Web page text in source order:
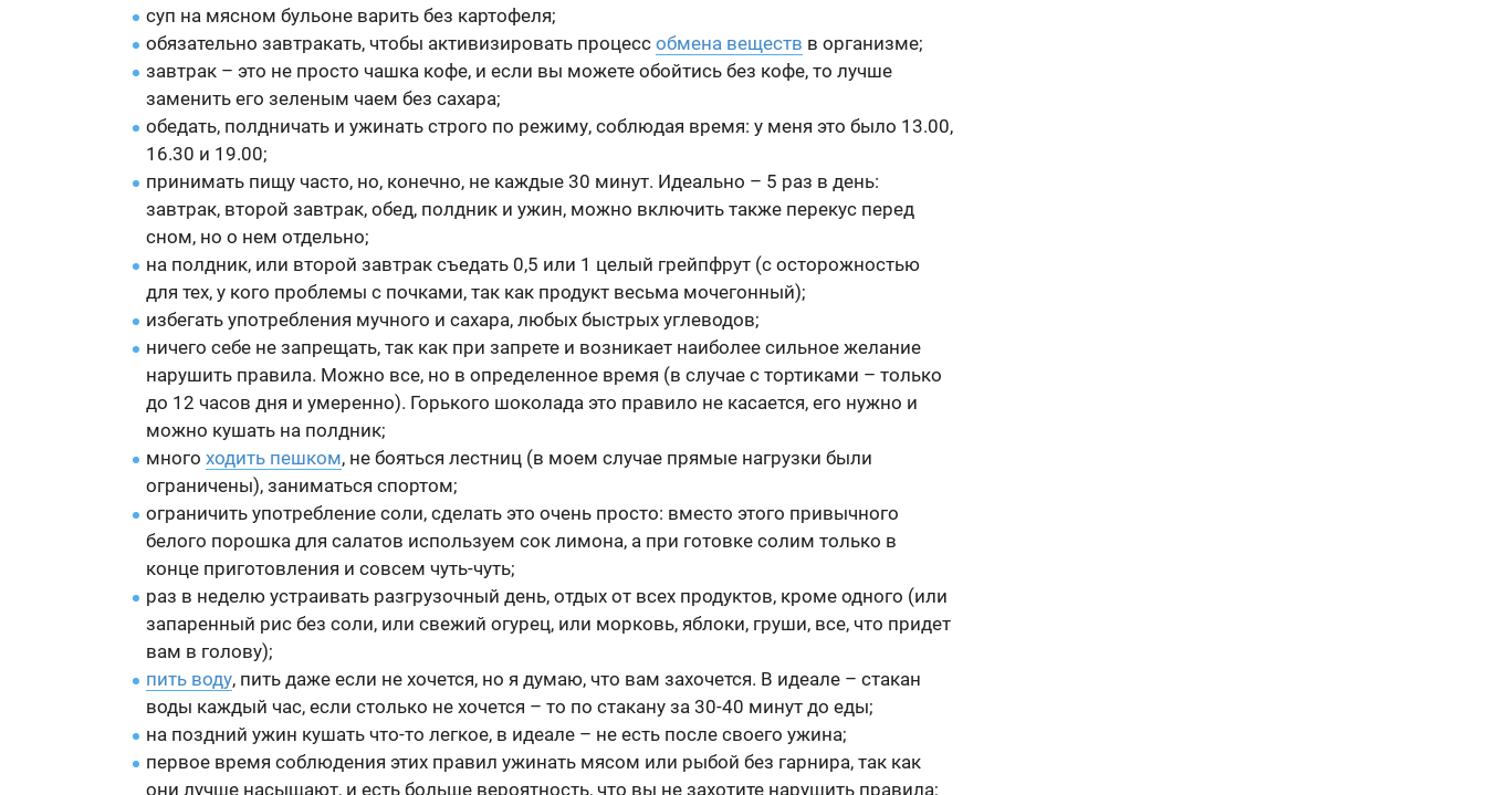
суп на мясном бульоне варить без картофеля;
обязательно завтракать, чтобы активизировать процесс обмена веществ в организме;
завтрак – это не просто чашка кофе, и если вы можете обойтись без кофе, то лучше
заменить его зеленым чаем без сахара;
обедать, полдничать и ужинать строго по режиму, соблюдая время: у меня это было 13.00,
16.30 и 19.00;
принимать пищу часто, но, конечно, не каждые 30 минут. Идеально – 5 раз в день:
завтрак, второй завтрак, обед, полдник и ужин, можно включить также перекус перед
сном, но о нем отдельно;
на полдник, или второй завтрак съедать 0,5 или 1 целый грейпфрут (с осторожностью
для тех, у кого проблемы с почками, так как продукт весьма мочегонный);
избегать употребления мучного и сахара, любых быстрых углеводов;
ничего себе не запрещать, так как при запрете и возникает наиболее сильное желание
нарушить правила. Можно все, но в определенное время (в случае с тортиками – только
до 12 часов дня и умеренно). Горького шоколада это правило не касается, его нужно и
можно кушать на полдник;
много ходить пешком, не бояться лестниц (в моем случае прямые нагрузки были
ограничены), заниматься спортом;
ограничить употребление соли, сделать это очень просто: вместо этого привычного
белого порошка для салатов используем сок лимона, а при готовке солим только в
конце приготовления и совсем чуть-чуть;
раз в неделю устраивать разгрузочный день, отдых от всех продуктов, кроме одного (или
запаренный рис без соли, или свежий огурец, или морковь, яблоки, груши, все, что придет
вам в голову);
пить воду, пить даже если не хочется, но я думаю, что вам захочется. В идеале – стакан
воды каждый час, если столько не хочется – то по стакану за 30-40 минут до еды;
на поздний ужин кушать что-то легкое, в идеале – не есть после своего ужина;
первое время соблюдения этих правил ужинать мясом или рыбой без гарнира, так как
они лучше насыщают, и есть больше вероятность, что вы не захотите нарушить правила;